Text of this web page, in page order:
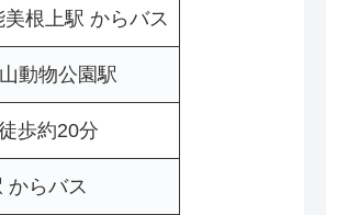
根上駅 からバス
動物公園駅
歩約20分
からバス